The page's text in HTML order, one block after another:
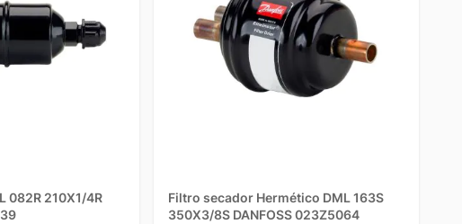
082R 210X1/4R
Filtro secador Hermético DML 163S
350X3/8S DANFOSS 023Z5064